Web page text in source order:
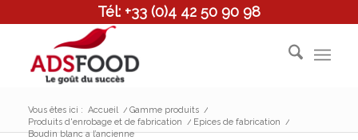
Tél: +33 (0)4 42 50 90 98
Vous êtes ici : Accueil / Gamme produits /
Produits d'enrobage et de fabrication / Epices de fabrication /
Boudin blanc a l’ancienne